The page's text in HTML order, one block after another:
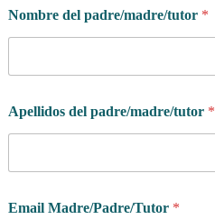
Nombre del padre/madre/tutor *
Apellidos del padre/madre/tutor *
Email Madre/Padre/Tutor *